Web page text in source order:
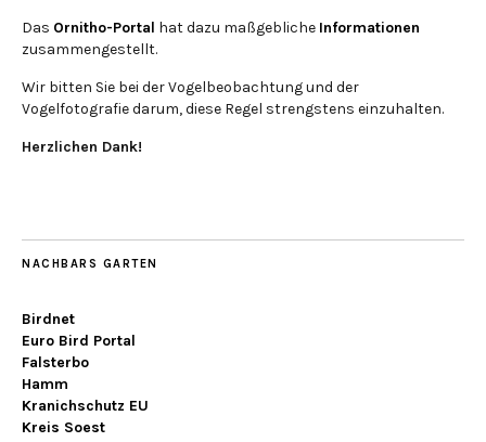
Das Ornitho-Portal hat dazu maßgebliche Informationen
zusammengestellt.
Wir bitten Sie bei der Vogelbeobachtung und der
Vogelfotografie darum, diese Regel strengstens einzuhalten.
Herzlichen Dank!
NACHBARS GARTEN
Birdnet
Euro Bird Portal
Falsterbo
Hamm
Kranichschutz EU
Kreis Soest